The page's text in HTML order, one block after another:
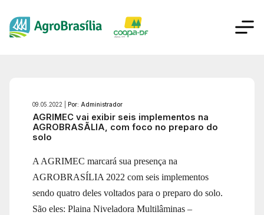
09.05.2022 | Por: Administrador
AGRIMEC vai exibir seis implementos na
AGROBRASÃLIA, com foco no preparo do
solo
A AGRIMEC marcará sua presença na
AGROBRASÍLIA 2022 com seis implementos
sendo quatro deles voltados para o preparo do solo.
São eles: Plaina Niveladora Multilâminas –